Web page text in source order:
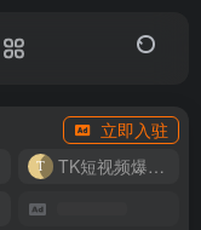
立即入驻
TK短视频爆款复刻